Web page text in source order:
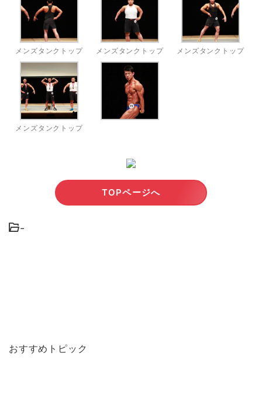
メンズタンクトップ メンズタンクトップ メンズタンクトップ
メンズタンクトップ
TOPページへ
-
おすすめトピック